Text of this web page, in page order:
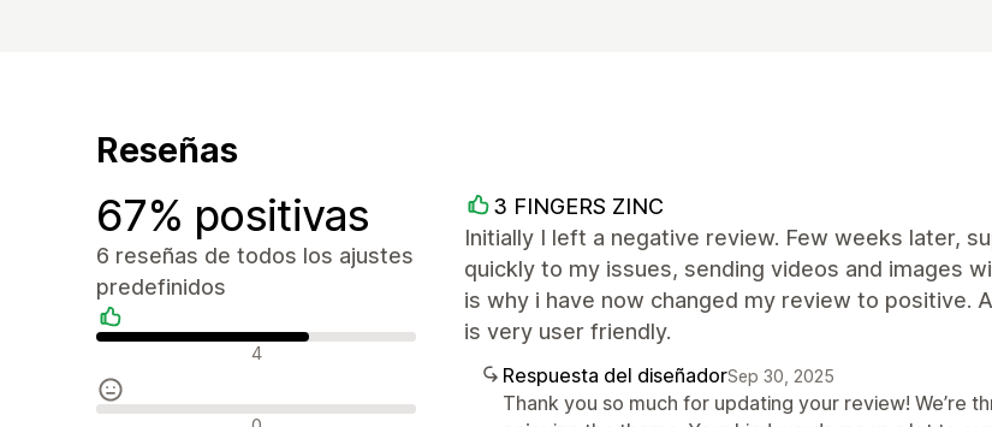
Reseñas
67% positivas
6 reseñas de todos los ajustes
predefinidos
Reseñas positivas4
Reseñas neutras
3 FINGERS ZINC
Initially I left a negative review. Few weeks later,
quickly to my issues, sending videos and images
is why i have now changed my review to positive.
is very user friendly.
Respuesta del diseñadorSep 30, 2025
Thank you so much for updating your review! We’re